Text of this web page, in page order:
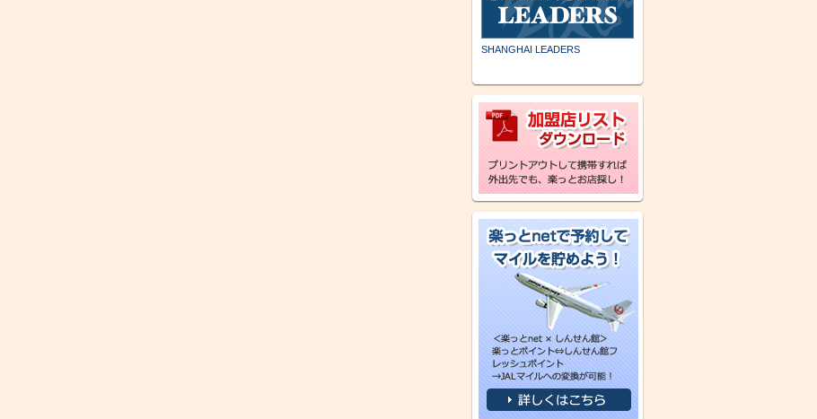
SHANGHAI LEADERS